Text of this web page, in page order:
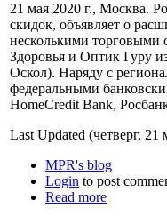
21 мая 2020 г., Москва.
скидок, объявляет о
несколькими торговыми
Здоровья и Оптик Гуру
Оскол). Наряду с
федеральными
HomeCredit Bank,
Last Updated (четверг, 21
MPR's blog
Login to post
Read more